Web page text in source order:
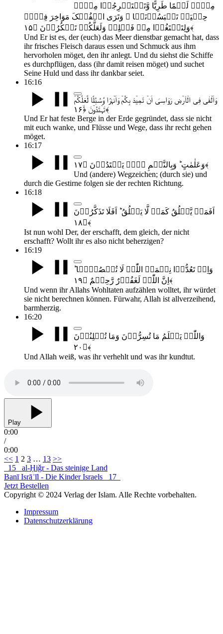
مِنۡہُ لَحۡمًا طَرِیًّا وَّتَسۡتَخۡرِجُوۡا مِنۡہُ
حِلۡیَۃً تَلۡبَسُوۡنَہَا ۚ وَتَرَی الۡفُلۡکَ مَوَاخِرَ فِیۡہِ
وَلِتَبۡتَغُوۡا مِنۡ فَضۡلِہٖ وَلَعَلَّکُمۡ تَشۡکُرُوۡنَ ﴿۱۵﴾
Und Er ist es, der (euch) das Meer dienstbar gemacht hat, dass
ihr frisches Fleisch daraus essen und Schmuck aus ihm
hervorholen möget, den ihr anlegt. Und du siehst die Schiffe
es durchpflügen, dass (ihr damit reisen möget) und suchet
Seine Huld und dass ihr dankbar seiet.
16:16
وَاَلۡقٰی فِی الۡاَرۡضِ رَوَاسِیَ اَنۡ تَمِیۡدَ بِکُمۡ وَاَنۡہٰرًا وَّسُبُلًا لَّعَلَّکُمۡ
تَہۡتَدُوۡنَ ﴿ۙ۱۶﴾
Und Er hat feste Berge in der Erde gegründet, dass sie nicht
mit euch wanke, und Flüsse und Wege, dass ihr recht gehen
möget.
16:17
وَعَلٰمٰتٍ ؕ وَبِالنَّجۡمِ ہُمۡ یَہۡتَدُوۡنَ ﴿۱۷﴾
Und (andere) Wegzeichen; (durch sie) und
durch die Gestirne folgen sie der rechten Richtung.
16:18
اَفَمَنۡ یَّخۡلُقُ کَمَنۡ لَّا یَخۡلُقُ ؕ اَفَلَا تَذَکَّرُوۡنَ
﴿۱۸﴾
Ist nun wohl Der, der erschafft, dem gleich, der nicht
erschafft? Wollt ihr es also nicht beherzigen?
16:19
وَاِنۡ تَعُدُّوۡا نِعۡمَۃَ اللّٰہِ لَا تُحۡصُوۡہَا ؕ
اِنَّ اللّٰہَ لَغَفُوۡرٌ رَّحِیۡمٌ ﴿۱۹﴾
Und wenn ihr Allahs Wohltaten aufzählen wolltet, ihr würdet
sie nicht berechnen können. Fürwahr, Allah ist allverzeihend,
barmherzig.
16:20
وَاللّٰہُ یَعۡلَمُ مَا تُسِرُّوۡنَ وَمَا تُعۡلِنُوۡنَ
﴿۲۰﴾
Und Allah weiß, was ihr verhehlt und was ihr kundtut.
Play
0:00
/
0:00
Seitennummerierung
der
Beiträge
<< 1 2 3 … 13 >>
15 al-Ḥiǧr - Das steinige Land
Banī Isrāʾīl - Die Kinder Israels 17
Jetzt Bestellen
Copyright © 2024 Verlag der Islam. Alle Rechte vorbehalten.
Impressum
Datenschutzerklärung